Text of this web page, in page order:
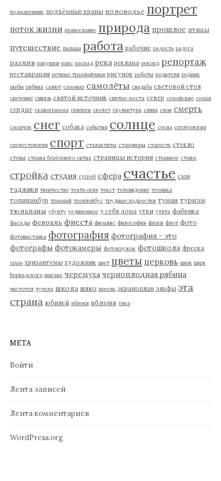
подмаренник подъёмные краны половодье портрет
поток жизни православие природа прошлое птицы
путешествие пыльца работа рабочие радость радуга
разлив ракушки рапс распад река реклама рекорд репортаж
реставрация речные трамвайчики рисунок роботы родители родник
рыбы рябина салют самовар самолёты свадьба световой стол
свечение свиязь святой источник святые места север семейские семья
сердце сканограмма скворец скелет скульптура слива слон смерть
сморчок снег собака события солнце сосна спелеология
спелестология спорт сталактиты староверы старость стекло
стены страна берёзового ситца страницы истории странное стрим
стройка студия сугроб сфера счастье сын
таджики творчество театр огня текст телевидение техника
топинамбур трамвай троллейбус трудные подростки туман туризм
тюльпаны убунту уединенное у себя дома утки утята фабрика
фасады февраль фиеста физалис философия флаги флот фото
фотовыставка фотография фотография - это
фотографы фотокамеры фотокружок фотошкола фреска
храм хризантемы художник цвет цветы церковь цирк цирк
Вернадского цыгане черемуха черноплодная рябина
чистотел чучела школа шлюз шмель экраноплан эльфы эта
страна юбилей яблоки яблоня ёлка
МЕТА
Войти
Лента записей
Лента комментариев
WordPress.org